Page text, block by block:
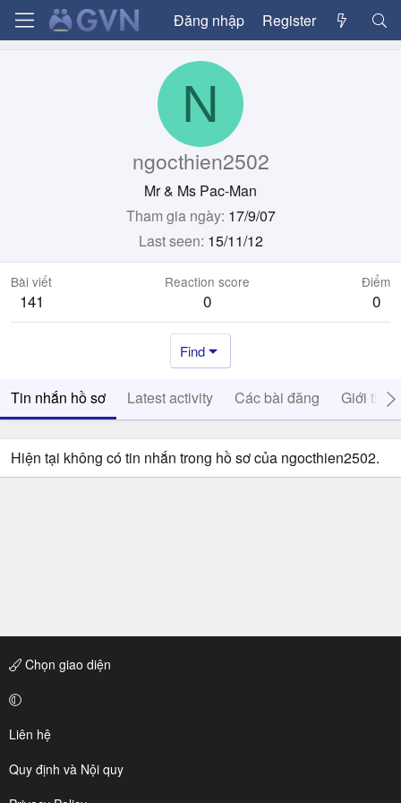
Đăng nhập Register
N
ngocthien2502
Mr & Ms Pac-Man
Tham gia ngày 17/9/07
Last seen 15/11/12
Bài viết
141
Reaction score
0
Điểm
0
Find
Tin nhắn hồ sơ Latest activity Các bài đăng Giới thiệu
Hiện tại không có tin nhắn trong hồ sơ của ngocthien2502.
Chọn giao diện
Liên hệ
Quy định và Nội quy